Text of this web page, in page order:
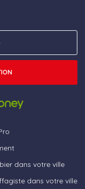
dans votre ville
dans votre ville